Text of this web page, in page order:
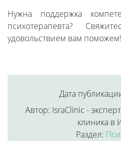
Нужна поддержка
психотерапевта?
удовольствием вам поможем!
Дата
Автор: IsraClinic -
клиника в
Раздел: